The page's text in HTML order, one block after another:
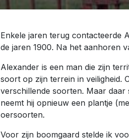
Enkele jaren terug contacteerde
de jaren 1900. Na het aanhoren
Alexander is een man die zijn
soort op zijn terrein in veiligheid.
verschillende soorten. Maar
neemt hij opnieuw een plantje
oersoorten.
Voor zijn boomgaard stelde ik